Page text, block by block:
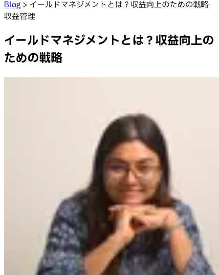
Blog > イールドマネジメントとは？収益向上のための戦略
収益管理
イールドマネジメントとは？収益向上の
ための戦略